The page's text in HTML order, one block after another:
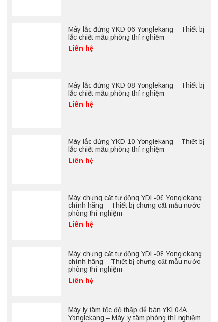
Máy lắc đứng YKD-06 Yonglekang – Thiết bị
lắc chiết mẫu phòng thí nghiệm
Liên hệ
Máy lắc đứng YKD-08 Yonglekang – Thiết bị
lắc chiết mẫu phòng thí nghiệm
Liên hệ
Máy lắc đứng YKD-10 Yonglekang – Thiết bị
lắc chiết mẫu phòng thí nghiệm
Liên hệ
Máy chưng cất tự động YDL-06 Yonglekang
chính hãng – Thiết bị chưng cất mẫu nước
phòng thí nghiệm
Liên hệ
Máy chưng cất tự động YDL-08 Yonglekang
chính hãng – Thiết bị chưng cất mẫu nước
phòng thí nghiệm
Liên hệ
Máy ly tâm tốc độ thấp để bàn YKL04A
Yonglekang – Máy ly tâm phòng thí nghiệm